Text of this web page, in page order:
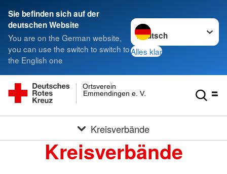
Sie befinden sich auf der
deutschen Website
You are on the German website,
you can use the switch to switch to
the English one
Sprache wechseln zu
Alles klar
Emmendingen e. V.
Ortsverein
Kreisverbände
Kreisverbände